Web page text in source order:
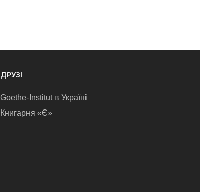
ДРУЗІ
Goethe-Institut в Україні
Книгарня «Є»